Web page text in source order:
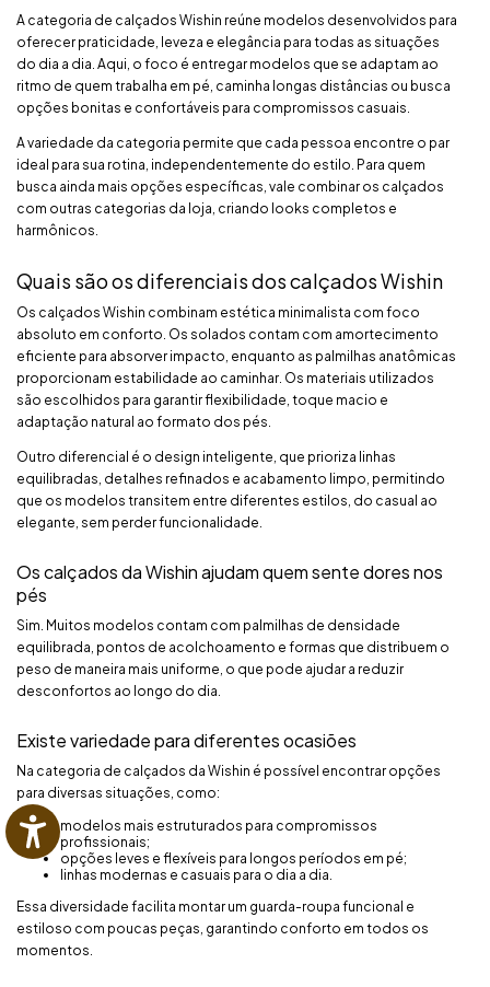
A categoria de calçados Wishin reúne modelos desenvolvidos para
oferecer praticidade, leveza e elegância para todas as situações
do dia a dia. Aqui, o foco é entregar modelos que se adaptam ao
ritmo de quem trabalha em pé, caminha longas distâncias ou busca
opções bonitas e confortáveis para compromissos casuais.
A variedade da categoria permite que cada pessoa encontre o par
ideal para sua rotina, independentemente do estilo. Para quem
busca ainda mais opções específicas, vale combinar os calçados
com outras categorias da loja, criando looks completos e
harmônicos.
Quais são os diferenciais dos calçados Wishin
Os calçados Wishin combinam estética minimalista com foco
absoluto em conforto. Os solados contam com amortecimento
eficiente para absorver impacto, enquanto as palmilhas anatômicas
proporcionam estabilidade ao caminhar. Os materiais utilizados
são escolhidos para garantir flexibilidade, toque macio e
adaptação natural ao formato dos pés.
Outro diferencial é o design inteligente, que prioriza linhas
equilibradas, detalhes refinados e acabamento limpo, permitindo
que os modelos transitem entre diferentes estilos, do casual ao
elegante, sem perder funcionalidade.
Os calçados da Wishin ajudam quem sente dores nos
pés
Sim. Muitos modelos contam com palmilhas de densidade
equilibrada, pontos de acolchoamento e formas que distribuem o
peso de maneira mais uniforme, o que pode ajudar a reduzir
desconfortos ao longo do dia.
Existe variedade para diferentes ocasiões
Na categoria de calçados da Wishin é possível encontrar opções
para diversas situações, como:
modelos mais estruturados para compromissos
profissionais;
opções leves e flexíveis para longos períodos em pé;
linhas modernas e casuais para o dia a dia.
Essa diversidade facilita montar um guarda-roupa funcional e
estiloso com poucas peças, garantindo conforto em todos os
momentos.